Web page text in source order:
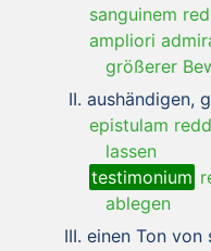
sanguinem
ampliori
größerer
aushändigen,
epistulam
lassen
testimonium
ablegen
einen Ton von